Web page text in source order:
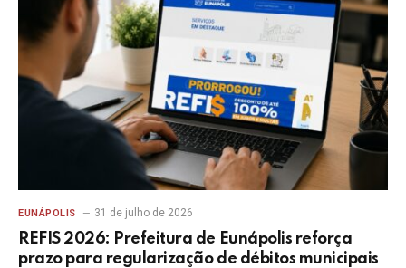
EUNÁPOLIS 31 de julho de 2026
REFIS 2026: Prefeitura de Eunápolis reforça
prazo para regularização de débitos municipais